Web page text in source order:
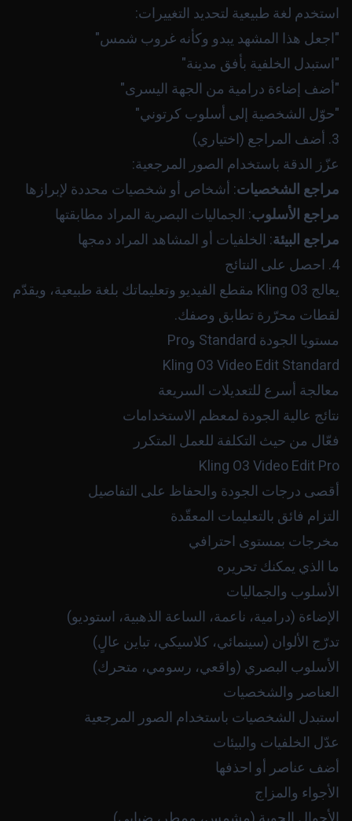
استخدم لغة طبيعية لتحديد التغييرات:
"اجعل هذا المشهد يبدو وكأنه غروب شمس"
"استبدل الخلفية بأفق مدينة"
"أضف إضاءة درامية من الجهة اليسرى"
"حوّل الشخصية إلى أسلوب كرتوني"
3. أضف المراجع (اختياري)
عزّز الدقة باستخدام الصور المرجعية:
مراجع الشخصيات: أشخاص أو شخصيات محددة لإبرازها
مراجع الأسلوب: الجماليات البصرية المراد مطابقتها
مراجع البيئة: الخلفيات أو المشاهد المراد دمجها
4. احصل على النتائج
يعالج Kling O3 مقطع الفيديو وتعليماتك بلغة طبيعية، ويقدّم
لقطات محرّرة تطابق وصفك.
مستويا الجودة Standard وPro
Kling O3 Video Edit Standard
معالجة أسرع للتعديلات السريعة
نتائج عالية الجودة لمعظم الاستخدامات
فعّال من حيث التكلفة للعمل المتكرر
Kling O3 Video Edit Pro
أقصى درجات الجودة والحفاظ على التفاصيل
التزام فائق بالتعليمات المعقّدة
مخرجات بمستوى احترافي
ما الذي يمكنك تحريره
الأسلوب والجماليات
الإضاءة (درامية، ناعمة، الساعة الذهبية، استوديو)
تدرّج الألوان (سينمائي، كلاسيكي، تباين عالٍ)
الأسلوب البصري (واقعي، رسومي، متحرك)
العناصر والشخصيات
استبدل الشخصيات باستخدام الصور المرجعية
عدّل الخلفيات والبيئات
أضف عناصر أو احذفها
الأجواء والمزاج